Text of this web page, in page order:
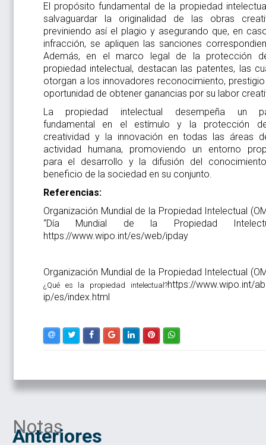
El propósito fundamental de la propiedad
salvaguardar la originalidad de las obras
previniendo así el plagio y asegurando que, en
infracción, se apliquen las sanciones
Además, en el marco legal de la protección
propiedad intelectual, destacan las patentes, las
otorgan a los innovadores reconocimiento,
oportunidad de obtener ganancias por su labor
La propiedad intelectual desempeña un
fundamental en el estímulo y la protección
creatividad y la innovación en todas las áreas
actividad humana, promoviendo un entorno
para el desarrollo y la difusión del
beneficio de la sociedad en su conjunto.
Referencias:
Organización Mundial de la Propiedad Intelectual
“Día Mundial de la Propiedad
https://www.wipo.int/es/web/ipday
Organización Mundial de la Propiedad Intelectual
¿Qué es la propiedad intelectual?https://www.wipo.int/
ip/es/index.html
Notas
Anteriores